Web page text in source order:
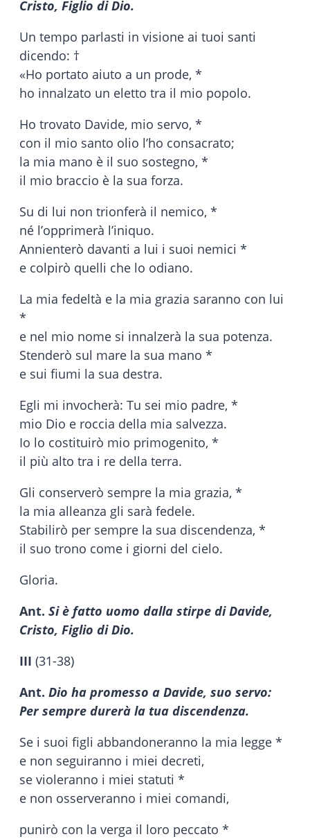
Cristo, Figlio di Dio.
Un tempo parlasti in visione ai tuoi santi
dicendo: †
«Ho portato aiuto a un prode, *
ho innalzato un eletto tra il mio popolo.
Ho trovato Davide, mio servo, *
con il mio santo olio l’ho consacrato;
la mia mano è il suo sostegno, *
il mio braccio è la sua forza.
Su di lui non trionferà il nemico, *
né l’opprimerà l’iniquo.
Annienterò davanti a lui i suoi nemici *
e colpirò quelli che lo odiano.
La mia fedeltà e la mia grazia saranno con lui
*
e nel mio nome si innalzerà la sua potenza.
Stenderò sul mare la sua mano *
e sui fiumi la sua destra.
Egli mi invocherà: Tu sei mio padre, *
mio Dio e roccia della mia salvezza.
Io lo costituirò mio primogenito, *
il più alto tra i re della terra.
Gli conserverò sempre la mia grazia, *
la mia alleanza gli sarà fedele.
Stabilirò per sempre la sua discendenza, *
il suo trono come i giorni del cielo.
Gloria.
Ant. Si è fatto uomo dalla stirpe di Davide,
Cristo, Figlio di Dio.
III (31-38)
Ant. Dio ha promesso a Davide, suo servo:
Per sempre durerà la tua discendenza.
Se i suoi figli abbandoneranno la mia legge *
e non seguiranno i miei decreti,
se violeranno i miei statuti *
e non osserveranno i miei comandi,
punirò con la verga il loro peccato *